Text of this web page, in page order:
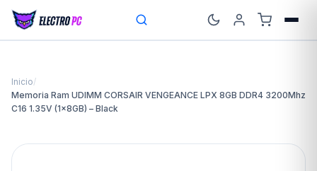
Inicio/
Memoria Ram UDIMM CORSAIR VENGEANCE LPX 8GB DDR4 3200Mhz
C16 1.35V (1x8GB) – Black